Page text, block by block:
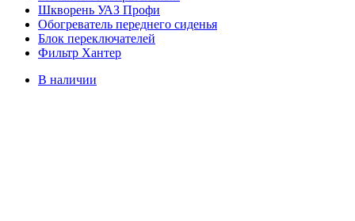
Шкворень УАЗ Профи
Обогреватель переднего сиденья
Блок переключателей
Фильтр Хантер
В наличии